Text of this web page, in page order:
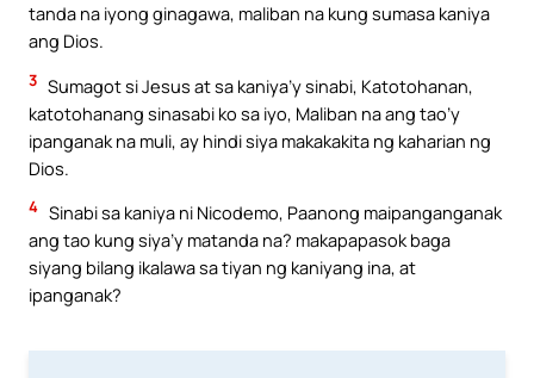
tanda na iyong ginagawa, maliban na kung sumasa kaniya
ang Dios.
3 Sumagot si Jesus at sa kaniya’y sinabi, Katotohanan,
katotohanang sinasabi ko sa iyo, Maliban na ang tao’y
ipanganak na muli, ay hindi siya makakakita ng kaharian ng
Dios.
4 Sinabi sa kaniya ni Nicodemo, Paanong maipanganganak
ang tao kung siya’y matanda na? makapapasok baga
siyang bilang ikalawa sa tiyan ng kaniyang ina, at
ipanganak?